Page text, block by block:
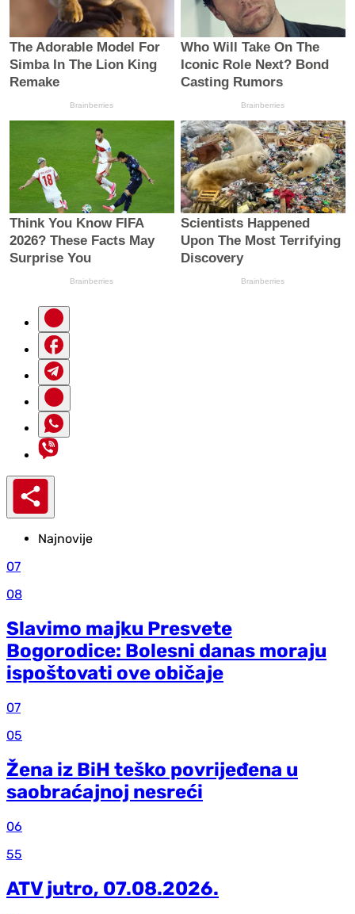
Najnovije
07
08
Slavimo majku Presvete
Bogorodice: Bolesni danas moraju
ispoštovati ove običaje
07
05
Žena iz BiH teško povrijeđena u
saobraćajnoj nesreći
06
55
ATV jutro, 07.08.2026.